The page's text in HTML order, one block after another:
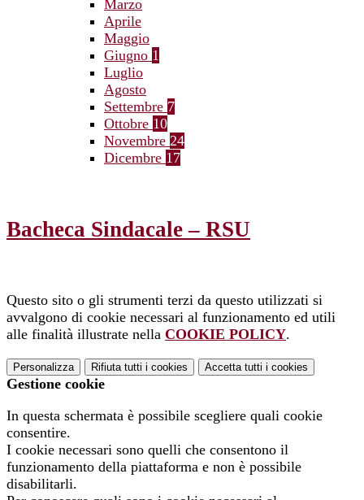
Marzo
Aprile
Maggio
Giugno 1
Luglio
Agosto
Settembre 7
Ottobre 10
Novembre 24
Dicembre 17
Bacheca Sindacale – RSU
Questo sito o gli strumenti terzi da questo utilizzati si
avvalgono di cookie necessari al funzionamento ed utili
alle finalità illustrate nella COOKIE POLICY.
Personalizza Rifiuta tutti i cookies Accetta tutti i cookies
Gestione cookie
In questa schermata è possibile scegliere quali cookie
consentire.
I cookie necessari sono quelli che consentono il
funzionamento della piattaforma e non è possibile
disabilitarli.